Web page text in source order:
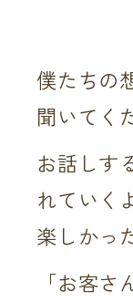
僕たちの
聞いてく
お話しす
れていく
楽しかっ
「お客